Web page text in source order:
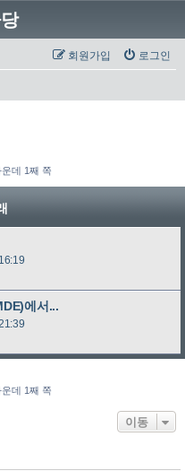
로그인
회원가입
데 1째 쪽
에서...
데 1째 쪽
이동